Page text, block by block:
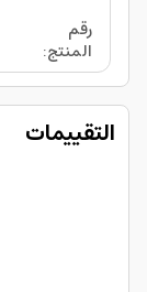
رقم
المنتج:
التقييمات